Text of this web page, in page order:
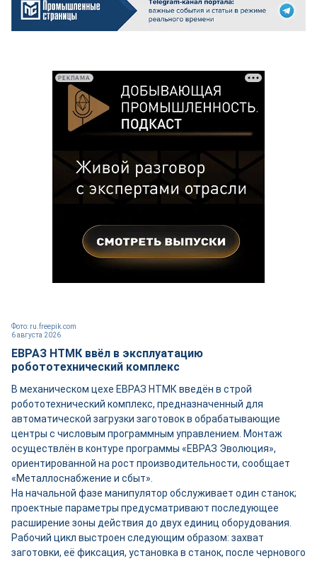
6 августа 2026
Фото: ru.freepik.com
ЕВРАЗ НТМК ввёл в эксплуатацию
робототехнический комплекс
В механическом цехе ЕВРАЗ НТМК введён в строй
робототехнический комплекс, предназначенный для
автоматической загрузки заготовок в обрабатывающие
центры с числовым программным управлением. Монтаж
осуществлён в контуре программы «ЕВРАЗ Эволюция»,
ориентированной на рост производительности, сообщает
«Металлоснабжение и сбыт».
На начальной фазе манипулятор обслуживает один станок;
проектные параметры предусматривают последующее
расширение зоны действия до двух единиц оборудования.
Рабочий цикл выстроен следующим образом: захват
заготовки, её фиксация, установка в станок, после чернового
РЕКЛАМА